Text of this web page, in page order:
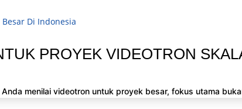
PROYEK VIDEOTRON
menilai videotron untuk proyek besar, fokus utama